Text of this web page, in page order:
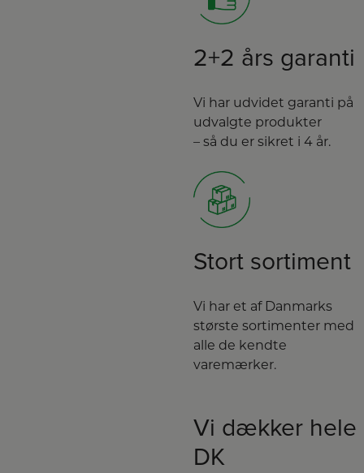
2+2 års garanti
Vi har udvidet garanti på
udvalgte produkter
– så du er sikret i 4 år.
Stort sortiment
Vi har et af Danmarks
største sortimenter med
alle de kendte
varemærker.
Vi dækker hele
DK